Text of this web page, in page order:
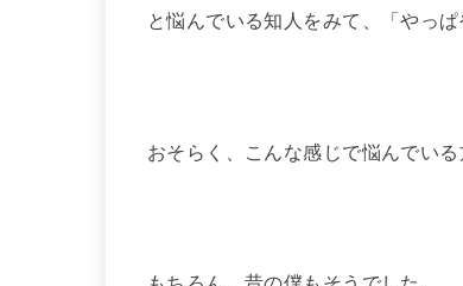
と悩んでいる知人をみて、「やっ
おそらく、こんな感じで悩んでい